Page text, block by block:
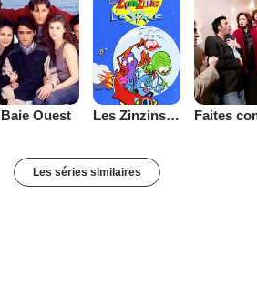
Baie Ouest Les Zinzins de l'espace
Les séries similaires